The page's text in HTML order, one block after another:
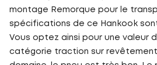
montage Remorque pour le
spécifications de ce Hankook
Vous optez ainsi pour une valeur
catégorie traction sur revêtement